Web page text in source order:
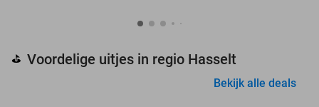
⛳ Voordelige uitjes in regio Hasselt
Bekijk alle deals